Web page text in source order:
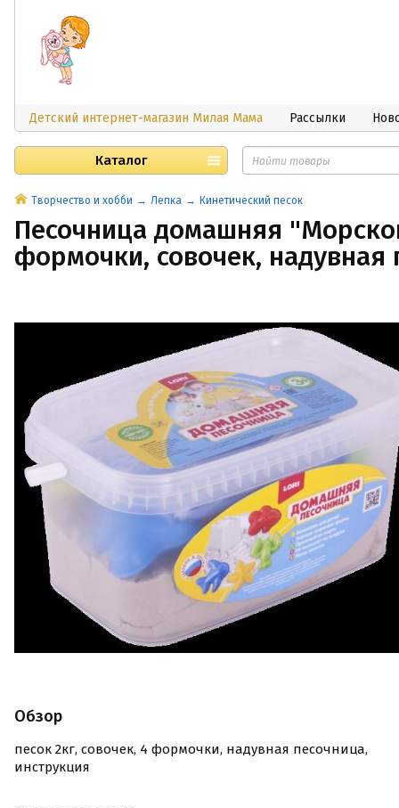
Детский интернет-магазин Милая Мама Рассылки
Каталог
Творчество и хобби Лепка Кинетический песок
Песочница домашняя
формочки, совочек, надувная
Обзор
песок 2кг, совочек, 4 формочки, надувная песочница,
инструкция